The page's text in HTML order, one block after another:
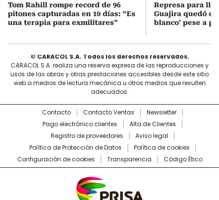
Tom Rahill rompe record de 96
pitones capturadas en 10 días: “Es
una terapia para exmilitares”
Represa para
Guajira quedó en
blanco’ pese a
© CARACOL S.A. Todos los derechos reservados.
CARACOL S.A. realiza una reserva expresa de las reproducciones y
usos de las obras y otras prestaciones accesibles desde este sitio
web a medios de lectura mecánica u otros medios que resulten
adecuados.
Contacto Contacto Ventas
Newsletter
Pago electrónico clientes
Alta de Clientes
Registro de proveedores
Aviso legal
Política de Protección de Datos
Política de cookies
Configuración de cookies
Transparencia Código Ético